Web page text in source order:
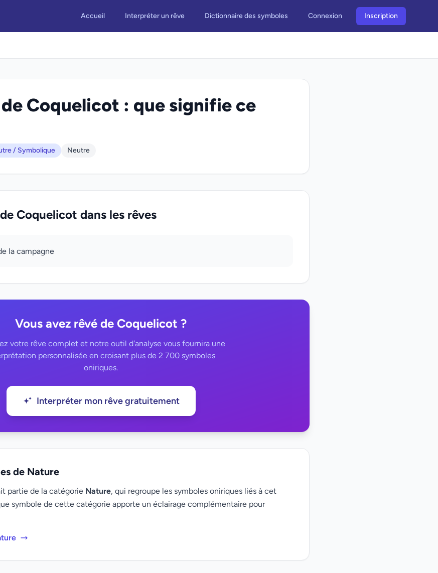
Accueil Interpréter un rêve Dictionnaire des symboles Connexion Inscription
Coquelicot : que signifie ce
/ Symbolique Neutre
Coquelicot dans les rêves
la campagne
Vous avez rêvé de Coquelicot ?
votre rêve complet et notre outil d'analyse vous fournira une
personnalisée en croisant plus de 2 700 symboles
oniriques.
Interpréter mon rêve gratuitement
de Nature
partie de la catégorie Nature, qui regroupe les symboles oniriques liés à cet
symbole de cette catégorie apporte un éclairage complémentaire pour